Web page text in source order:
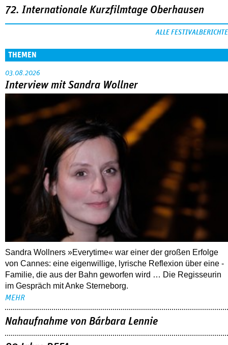
72. Internationale Kurzfilmtage Oberhausen
ALLE FESTIVALBERICHTE
THEMEN
03.08.2026
Interview mit Sandra Wollner
Sandra Wollners »Everytime« war einer der großen Erfolge
von Cannes: eine eigenwillige, lyrische Reflexion über eine ­
Familie, die aus der Bahn geworfen wird … Die Regisseurin
im Gespräch mit Anke Sterneborg.
MEHR
Nahaufnahme von Bárbara Lennie